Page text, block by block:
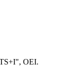
OEI.